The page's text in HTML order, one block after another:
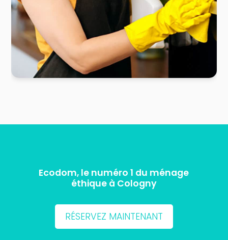
Ecodom, le numéro 1 du ménage
éthique à Cologny
RÉSERVEZ MAINTENANT